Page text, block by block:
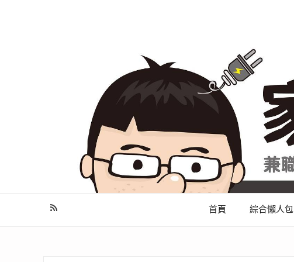
幫你做好功課，看了就知怎麼找出適合自己的家電
首頁 綜合懶人包